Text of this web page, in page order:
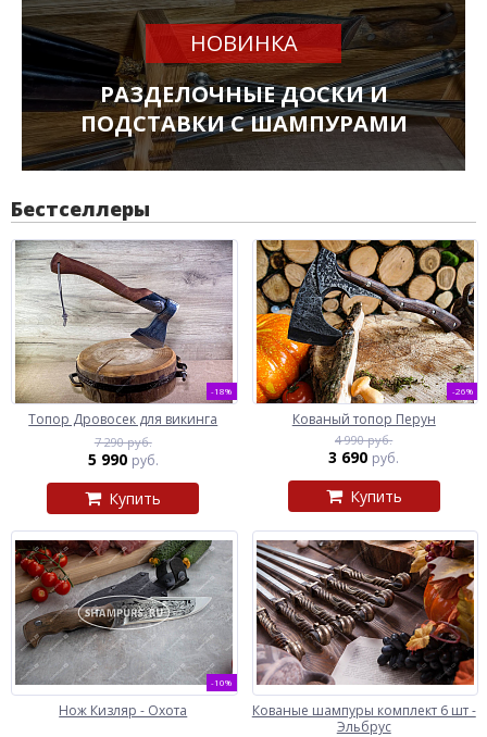
НОВИНКА
РАЗДЕЛОЧНЫЕ ДОСКИ И
ПОДСТАВКИ С ШАМПУРАМИ
Бестселлеры
-18%
Топор Дровосек для викинга
7 290 руб.
5 990 руб.
Купить
-26%
Кованый топор Перун
4 990 руб.
3 690 руб.
Купить
-10%
Нож Кизляр - Охота
Кованые шампуры комплект 6 шт -
Эльбрус